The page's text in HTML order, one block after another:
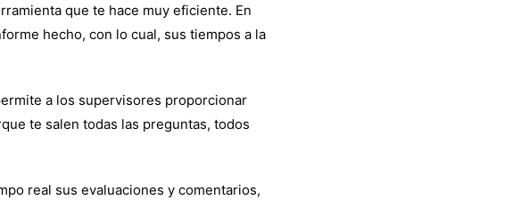
que te hace muy eficiente. En
hecho, con lo cual, sus tiempos a la
a los supervisores proporcionar
te salen todas las preguntas, todos
real sus evaluaciones y comentarios,